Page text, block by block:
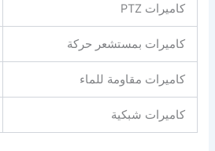
كاميرات PTZ
كاميرات بمستشعر حركة
كاميرات مقاومة للماء
كاميرات شبكية